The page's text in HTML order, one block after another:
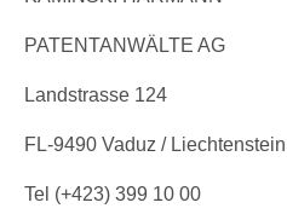
PATENTANWÄLTE AG
Landstrasse 124
FL-9490 Vaduz / Liechtenstein
Tel (+423) 399 10 00